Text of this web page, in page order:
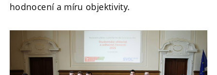
hodnocení a míru objektivity.